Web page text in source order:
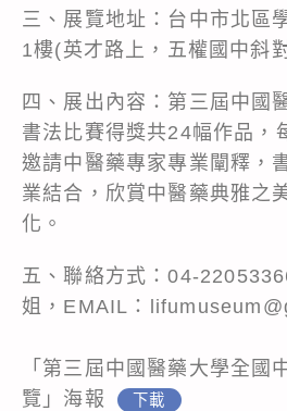
三、展覽地址：台中市北區
1樓(英才路上，五權國中斜
四、展出內容：第三屆中國
書法比賽得獎共24幅作品，
邀請中醫藥專家專業闡釋，
業結合，欣賞中醫藥典雅之
化。
五、聯絡方式：04-
姐，EMAIL：
「第三屆中國醫藥大學全國
覽」海報
下載